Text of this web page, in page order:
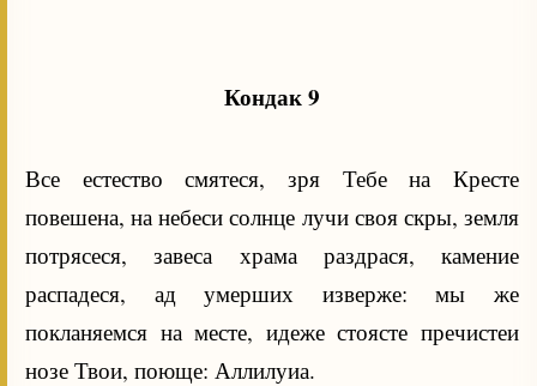
Кондак 9
Все естество смятеся, зря Тебе на Кресте
повешена, на небеси солнце лучи своя скры, земля
потрясеся, завеса храма раздрася, камение
распадеся, ад умерших изверже: мы же
покланяемся на месте, идеже стоясте пречистеи
нозе Твои, поюще: Аллилуиа.